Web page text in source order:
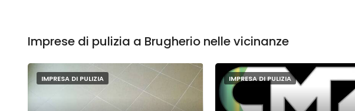
Imprese di pulizia a Brugherio nelle vicinanze
IMPRESA DI PULIZIA IMPRESA DI PULIZIA